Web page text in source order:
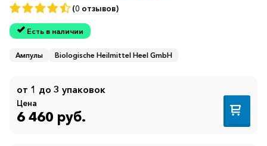
(0 отзывов)
Есть в наличии
Ампулы Biologische Heilmittel Heel GmbH
от 1 до 3 упаковок
Цена
6 460 руб.